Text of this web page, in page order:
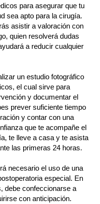
para asegurar que tu
sea apto para la cirugía.
asistir a valoración con
quien resolverá dudas
a reducir cualquier
un estudio fotográfico
el cual sirve para
y documentar el
prever suficiente tiempo
y contar con una
que te acompañe el
te lleve a casa y te asista
las primeras 24 horas.
necesario el uso de una
especial. En
debe confeccionarse a
con anticipación.